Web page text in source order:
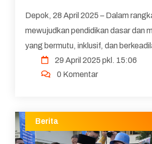
Depok, 28 April 2025 – Dalam
mewujudkan pendidikan dasar dan
yang bermutu, inklusif, dan
Indonesia, Kementerian Pendidikan
Menengah (Kemendikdasm...
29 April 2025 pkl. 15:06
0 Komentar
Berita